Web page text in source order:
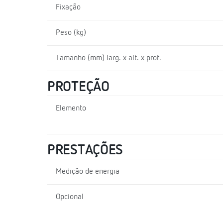
Fixação
Peso (kg)
Tamanho (mm) larg. x alt. x prof.
PROTEÇÃO
Elemento
PRESTAÇÕES
Medição de energia
Opcional